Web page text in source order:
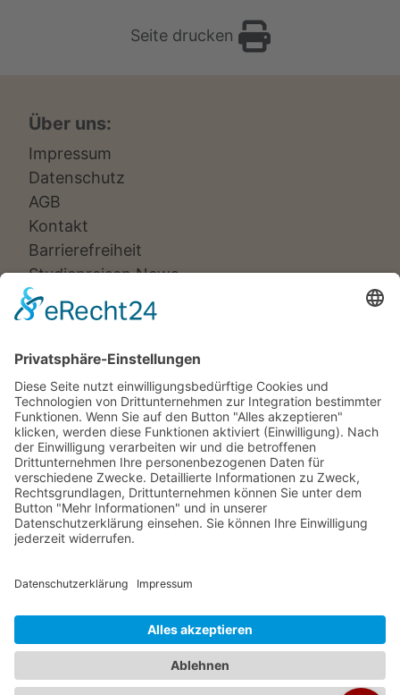
Seite drucken
Über uns:
Impressum
Datenschutz
AGB
Kontakt
Barrierefreiheit
Studienreisen News
Veranstalter:
Ameropa Reisen
Bavaria Fernreisen
Berge & Meer
Gebeco
Hauser exkursionen
Meiers Weltreisen
Nicko Cruises
SKR
Studiosus
TUI Tours
Studiosus Kultimer
© Studienreisen.de 2026